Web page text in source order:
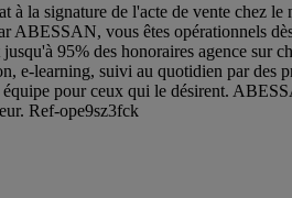
à la signature de l'acte de vente chez
ABESSAN, vous êtes opérationnels
95% des honoraires agence sur
e-learning, suivi au quotidien par des
pour ceux qui le désirent.
Ref-ope9sz3fck